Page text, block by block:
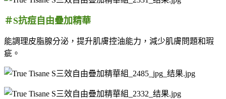
＃S抗痘自由疊加精華
能調理皮脂腺分泌，提升肌膚控油能力，減少肌膚問題和瑕
疵。